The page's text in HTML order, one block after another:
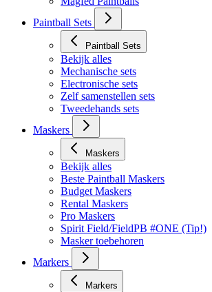
Paintball Sets
Paintball Sets
Bekijk alles
Mechanische sets
Electronische sets
Zelf samenstellen sets
Tweedehands sets
Maskers
Maskers
Bekijk alles
Beste Paintball Maskers
Budget Maskers
Rental Maskers
Pro Maskers
Spirit Field/FieldPB #ONE (Tip!)
Masker toebehoren
Markers
Markers